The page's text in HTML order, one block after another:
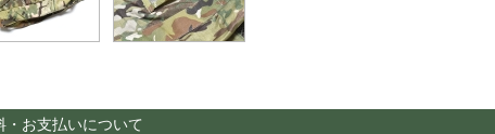
・お支払いについて